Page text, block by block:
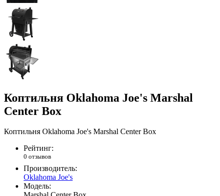
Коптильня Oklahoma Joe's Marshal
Center Box
Коптильня Oklahoma Joe's Marshal Center Box
Рейтинг:
0 отзывов
Производитель:
Oklahoma Joe's
Модель: